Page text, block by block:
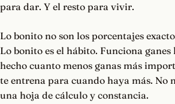
para dar. Y el resto para vivir.
Lo bonito no son los porcentajes
Lo bonito es el hábito. Funciona ganes
hecho cuanto menos ganas más
te entrena para cuando haya más. No
una hoja de cálculo y constancia.